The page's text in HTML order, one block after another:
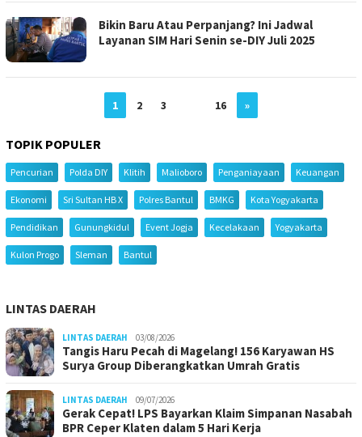
Bikin Baru Atau Perpanjang? Ini Jadwal
Layanan SIM Hari Senin se-DIY Juli 2025
1 2 3 16 »
TOPIK POPULER
Pencurian Polda DIY Klitih Malioboro Penganiayaan Keuangan
Ekonomi Sri Sultan HB X Polres Bantul BMKG Kota Yogyakarta
Pendidikan Gunungkidul Event Jogja Kecelakaan Yogyakarta
Kulon Progo Sleman Bantul
LINTAS DAERAH
LINTAS DAERAH 03/08/2026
Tangis Haru Pecah di Magelang! 156 Karyawan HS
Surya Group Diberangkatkan Umrah Gratis
LINTAS DAERAH 09/07/2026
Gerak Cepat! LPS Bayarkan Klaim Simpanan Nasabah
BPR Ceper Klaten dalam 5 Hari Kerja